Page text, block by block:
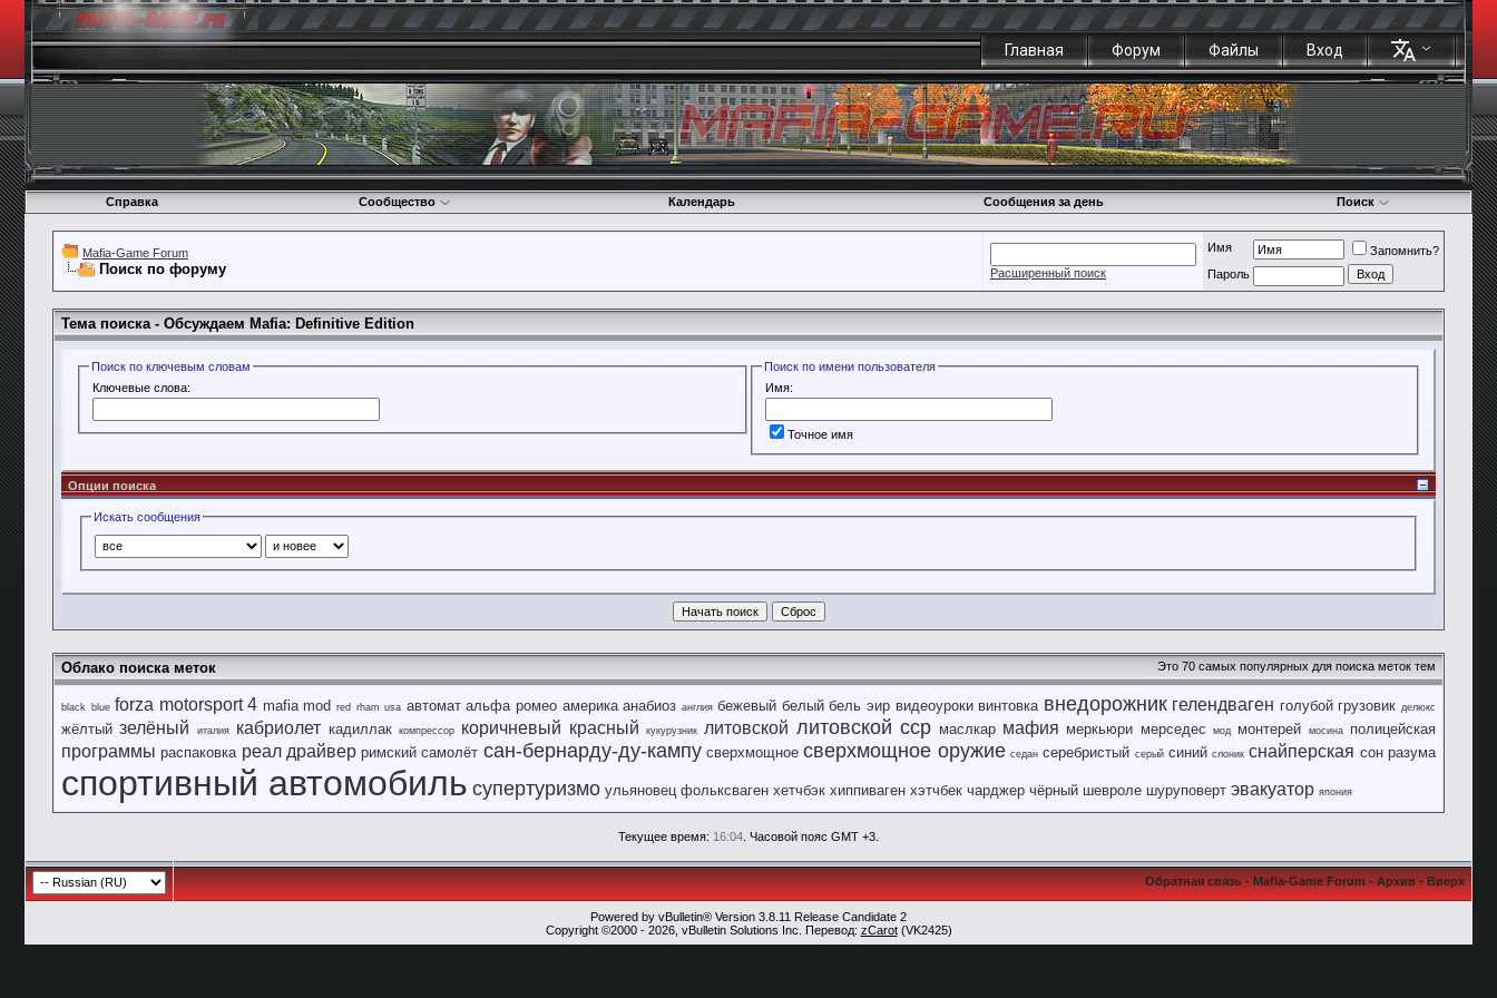
Главная Форум Файлы Вход
Справка Сообщество Календарь Сообщения за день Поиск
Mafia-Game Forum
Поиск по форуму Расширенный поиск
Имя
Запомнить?
Пароль
Тема поиска - Обсуждаем Mafia: Definitive Edition
Поиск по ключевым словам
Ключевые слова:
Поиск по имени пользователя
Имя:
Точное имя
Опции поиска
Искать сообщения
Это 70 самых популярных для поиска меток тем
Облако поиска меток
black blue forza motorsport 4 mafia mod red rham usa автомат альфа ромео америка анабиоз англия бежевый белый бель эир видеоуроки винтовка внедорожник гелендваген голубой грузовик делюкс
жёлтый зелёный италия кабриолет кадиллак компрессор коричневый красный кукурузник литовской литовской сср маслкар мафия меркьюри мерседес мод монтерей мосина полицейская
программы распаковка реал драйвер римский самолёт сан-бернарду-ду-кампу сверхмощное сверхмощное оружие седан серебристый серый синий слоник снайперская сон разума
спортивный автомобиль супертуризмо ульяновец фольксваген хетчбэк хиппиваген хэтчбек чарджер чёрный шевроле шуруповерт эвакуатор япония
Текущее время: 16:04 . Часовой пояс GMT +3.
Обратная связь-Mafia-Game Forum-Архив-Вверх
Powered by vBulletin® Version 3.8.11 Release Candidate 2
Copyright ©2000 - 2026, vBulletin Solutions Inc. Перевод: zCarot(VK2425)